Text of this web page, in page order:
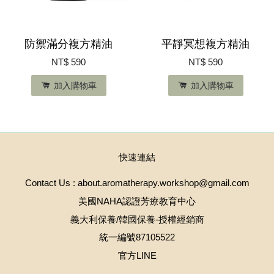
防禦滿分複方精油
NT$ 590
加入購物車
平靜冥想複方精油
NT$ 590
加入購物車
快速連結
Contact Us : about.aromatherapy.workshop@gmail.com
美國NAHA認證芳療教育中心
義大利保養/韓國保養-授權經銷商
統一編號87105522
官方LINE